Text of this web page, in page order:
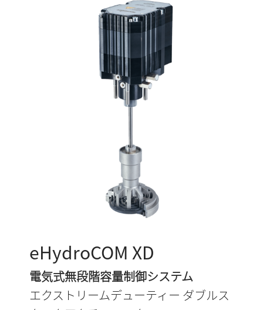
eHydroCOM XD
電気式無段階容量制御システム
エクストリームデューティー ダブルス